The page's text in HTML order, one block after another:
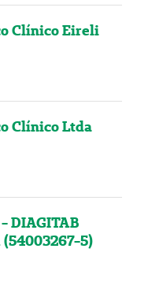
Clínico Eireli
Clínico Ltda
DIAGITAB
(54003267-5)